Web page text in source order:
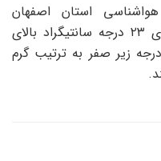
استان اصفهان
با دمای ۲۳ درجه سانتیگراد بالای
۵- درجه زیر صفر به ترتیب گرم